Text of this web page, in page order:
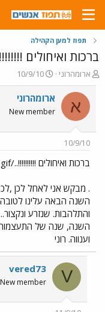
תפוז למען הקהילה
ברכות ואיחולים
פ
ו
ת
ח
ה
ו
ש
א
ארומהרוני
פ
ו
ר
ס
ם
ר
ך
10/9/10
א ארומהרוני
New member
10/9/10
ברכות ואיחולים !!!!!!!!!!../images/Emo140.gif
. מבקש אני לאחל לכן
השנה הבאה עלינו
והתלהבות. שנזרע
השנה, שנה של
וענווה. רוני
V
vered73
New member